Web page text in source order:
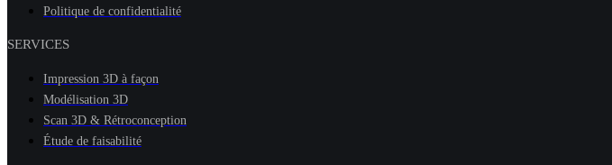
Politique de confidentialité
SERVICES
Impression 3D à façon
Modélisation 3D
Scan 3D & Rétroconception
Étude de faisabilité